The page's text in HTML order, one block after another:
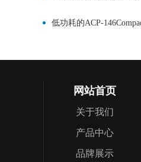
低功耗的ACP-
网站首页
关于我们
产品中心
品牌展示